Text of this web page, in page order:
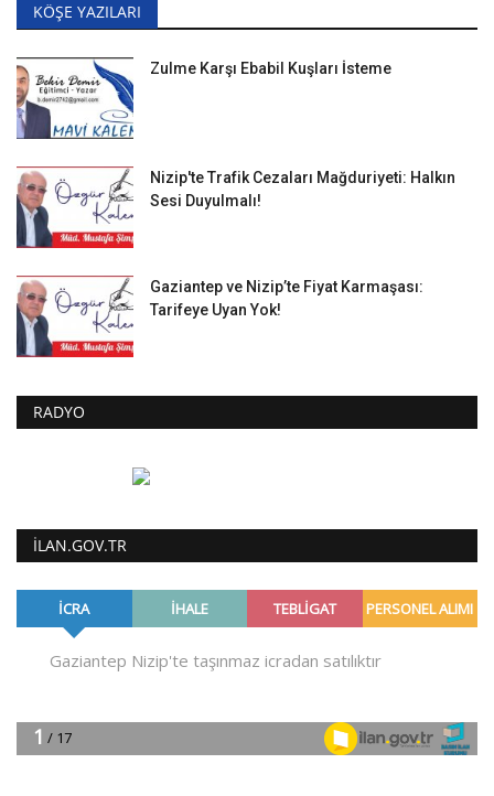
KÖŞE YAZILARI
Zulme Karşı Ebabil Kuşları İsteme
Nizip'te Trafik Cezaları Mağduriyeti: Halkın
Sesi Duyulmalı!
Gaziantep ve Nizip’te Fiyat Karmaşası:
Tarifeye Uyan Yok!
RADYO
ILAN.GOV.TR